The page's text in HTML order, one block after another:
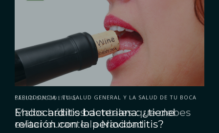
PERIODONCIA • TU SALUD GENERAL Y LA SALUD DE TU BOCA
Endocarditis bacteriana: ¿tiene
relación con la periodontitis?